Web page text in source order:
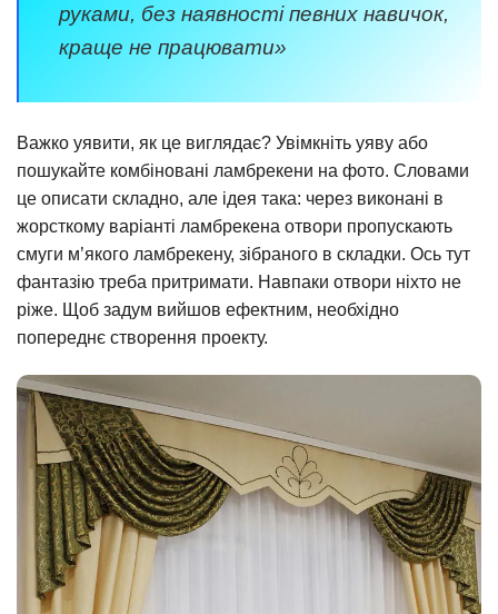
руками, без наявності певних навичок,
краще не працювати»
Важко уявити, як це виглядає? Увімкніть уяву або
пошукайте комбіновані ламбрекени на фото. Словами
це описати складно, але ідея така: через виконані в
жорсткому варіанті ламбрекена отвори пропускають
смуги м’якого ламбрекену, зібраного в складки. Ось тут
фантазію треба притримати. Навпаки отвори ніхто не
ріже. Щоб задум вийшов ефектним, необхідно
попереднє створення проекту.